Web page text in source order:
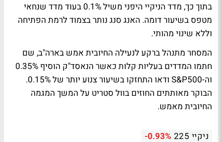
בתוך כך, מדד הניקיי היפני משיל 0.1% בעוד מדד שנחאי
מטפס בשיעור דומה. האנג סנג נותר בצמוד לרמת הפתיחה
וללא שינוי מהותי.
המסחר מתנהל ברקע לנעילה החיובית אמש בארה"ב, שם
חתמו המדדים בעליות קלות כאשר הנאסד"ק הוסיף 0.35%
וה-S&P500 ודאו התחזקו בשיעור צנוע יותר של 0.15%.
הבוקר מאותתים החוזים בוול סטריט על המשך המגמה
החיובית מאמש.
ניקיי 225
-0.93%